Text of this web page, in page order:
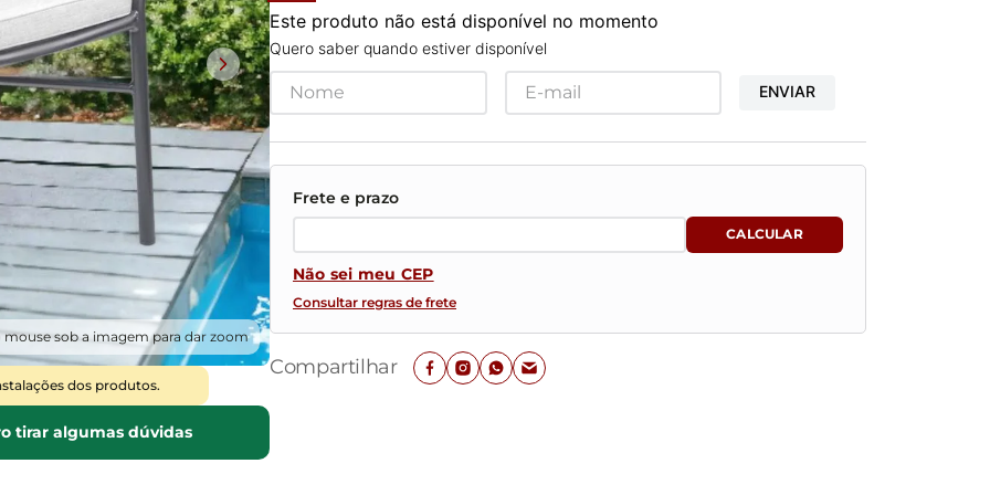
Baú Organizador
Ver todos
mouse sob a imagem para dar zoom
dos produtos.
tirar algumas dúvidas
Este produto não está disponível no momento
Quero saber quando estiver disponível
ENVIAR
Não sei meu CEP
Consultar regras de frete
Compartilhar